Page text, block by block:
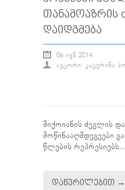
ᲗᲐᲜᲐᲛᲝᲐᲖᲠᲘᲡ
ᲓᲐᲘᲓᲒᲛᲔᲑᲐ
06 ᲘᲕᲜ 2014
ᲐᲕᲢᲝᲠᲘ: ᲙᲐᲢᲔᲠᲘᲜᲐ
მიქოიანის ძეგლის
მოწინააღმდეგეები
წლების რეპრესიებს...
ᲓᲐᲬᲕᲠᲘᲚᲔᲑᲘᲗ →